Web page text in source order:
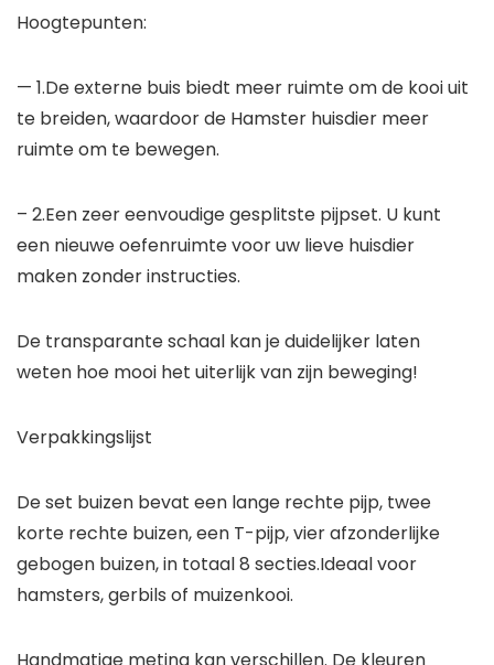
Hoogtepunten:
— 1.De externe buis biedt meer ruimte om de kooi uit
te breiden, waardoor de Hamster huisdier meer
ruimte om te bewegen.
– 2.Een zeer eenvoudige gesplitste pijpset. U kunt
een nieuwe oefenruimte voor uw lieve huisdier
maken zonder instructies.
De transparante schaal kan je duidelijker laten
weten hoe mooi het uiterlijk van zijn beweging!
Verpakkingslijst
De set buizen bevat een lange rechte pijp, twee
korte rechte buizen, een T-pijp, vier afzonderlijke
gebogen buizen, in totaal 8 secties.Ideaal voor
hamsters, gerbils of muizenkooi.